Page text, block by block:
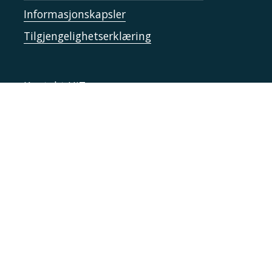
Informasjonskapsler
Tilgjengelighetserklæring
Kontakt UiT